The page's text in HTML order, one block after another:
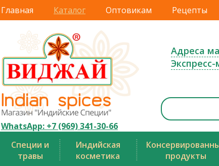
Главная Каталог Оптовикам Рецепты
WhatsApp: +7 (969) 341-30-66
Адреса
Специи и
травы
Индийская
косметика
продукты